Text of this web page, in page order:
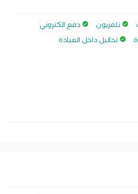
تلفزيون
دفع الكتروني
تحاليل داخل العيادة